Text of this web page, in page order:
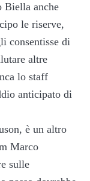
Biella anche
le riserve,
consentisse di
altre
lo staff
anticipato di
è un altro
Marco
sulle